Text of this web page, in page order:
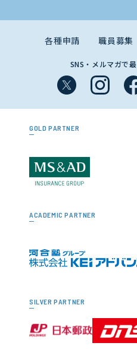
各種申請 職員募集
SNS・メルマガで
GOLD PARTNER
ACADEMIC PARTNER
SILVER PARTNER